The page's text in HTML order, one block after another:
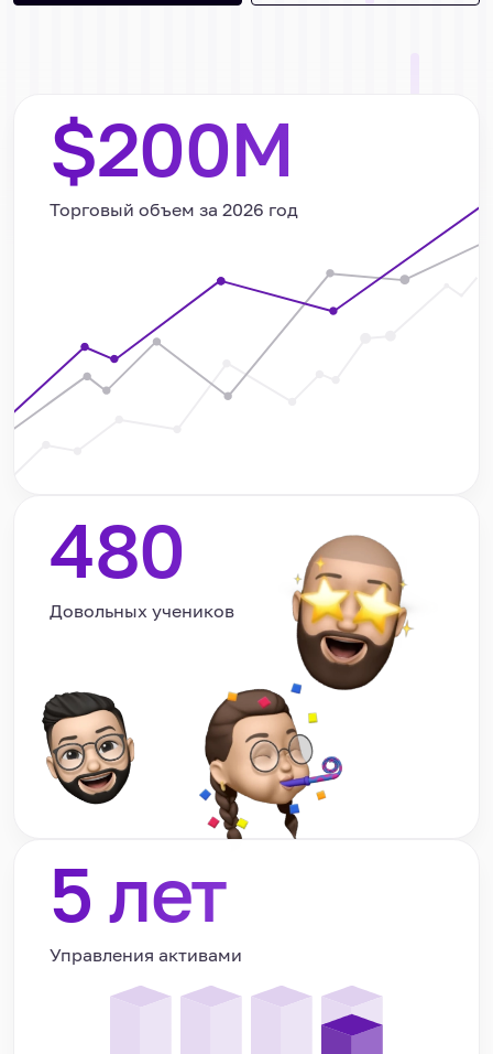
$200M
Торговый объем за 2026 год
480
Довольных учеников
5 лет
Управления активами